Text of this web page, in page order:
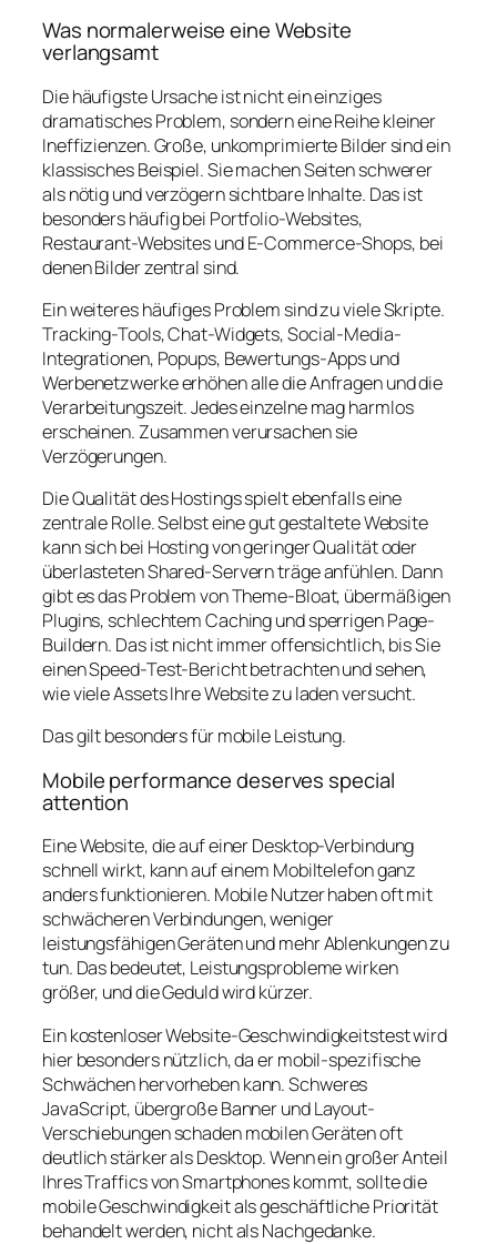
Was normalerweise eine Website
verlangsamt
Die häufigste Ursache ist nicht ein einziges
dramatisches Problem, sondern eine Reihe kleiner
Ineffizienzen. Große, unkomprimierte Bilder sind ein
klassisches Beispiel. Sie machen Seiten schwerer
als nötig und verzögern sichtbare Inhalte. Das ist
besonders häufig bei Portfolio-Websites,
Restaurant-Websites und E-Commerce-Shops, bei
denen Bilder zentral sind.
Ein weiteres häufiges Problem sind zu viele Skripte.
Tracking-Tools, Chat-Widgets, Social-Media-
Integrationen, Popups, Bewertungs-Apps und
Werbenetzwerke erhöhen alle die Anfragen und die
Verarbeitungszeit. Jedes einzelne mag harmlos
erscheinen. Zusammen verursachen sie
Verzögerungen.
Die Qualität des Hostings spielt ebenfalls eine
zentrale Rolle. Selbst eine gut gestaltete Website
kann sich bei Hosting von geringer Qualität oder
überlasteten Shared-Servern träge anfühlen. Dann
gibt es das Problem von Theme-Bloat, übermäßigen
Plugins, schlechtem Caching und sperrigen Page-
Buildern. Das ist nicht immer offensichtlich, bis Sie
einen Speed-Test-Bericht betrachten und sehen,
wie viele Assets Ihre Website zu laden versucht.
Das gilt besonders für mobile Leistung.
Mobile performance deserves special
attention
Eine Website, die auf einer Desktop-Verbindung
schnell wirkt, kann auf einem Mobiltelefon ganz
anders funktionieren. Mobile Nutzer haben oft mit
schwächeren Verbindungen, weniger
leistungsfähigen Geräten und mehr Ablenkungen zu
tun. Das bedeutet, Leistungsprobleme wirken
größer, und die Geduld wird kürzer.
Ein kostenloser Website-Geschwindigkeitstest wird
hier besonders nützlich, da er mobil-spezifische
Schwächen hervorheben kann. Schweres
JavaScript, übergroße Banner und Layout-
Verschiebungen schaden mobilen Geräten oft
deutlich stärker als Desktop. Wenn ein großer Anteil
Ihres Traffics von Smartphones kommt, sollte die
mobile Geschwindigkeit als geschäftliche Priorität
behandelt werden, nicht als Nachgedanke.